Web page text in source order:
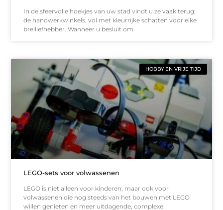
In de sfeervolle hoekjes van uw stad vindt u ze vaak terug:
de handwerkwinkels, vol met kleurrijke schatten voor elke
breiliefhebber. Wanneer u besluit om
HOBBY EN VRIJE TIJD
LEGO-sets voor volwassenen
LEGO is niet alleen voor kinderen, maar ook voor
volwassenen die nog steeds van het bouwen met LEGO
willen genieten en meer uitdagende, complexe